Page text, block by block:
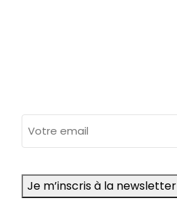
e-
Je m’inscris à la newsletter